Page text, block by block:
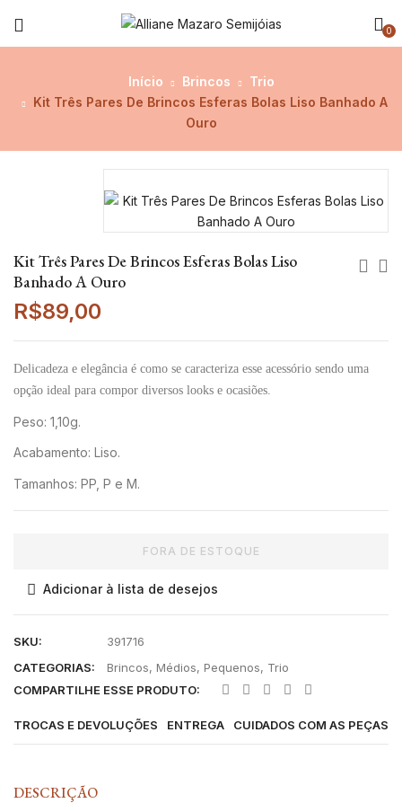
0
Início Brincos
Trio
Kit Três Pares De Brincos Esferas Bolas Liso Banhado A
Ouro
Kit Três Pares De Brincos Esferas Bolas Liso
Banhado A Ouro
R$89,00
Delicadeza e elegância é como se caracteriza esse acessório sendo uma
opção ideal para compor diversos looks e ocasiões.
Peso: 1,10g.
Acabamento: Liso.
Tamanhos: PP, P e M.
FORA DE ESTOQUE
Adicionar à lista de desejos
SKU:
391716
CATEGORIAS:
Brincos, Médios, Pequenos, Trio
COMPARTILHE ESSE PRODUTO:
TROCAS E DEVOLUÇÕES ENTREGA CUIDADOS COM AS PEÇAS
DESCRIÇÃO